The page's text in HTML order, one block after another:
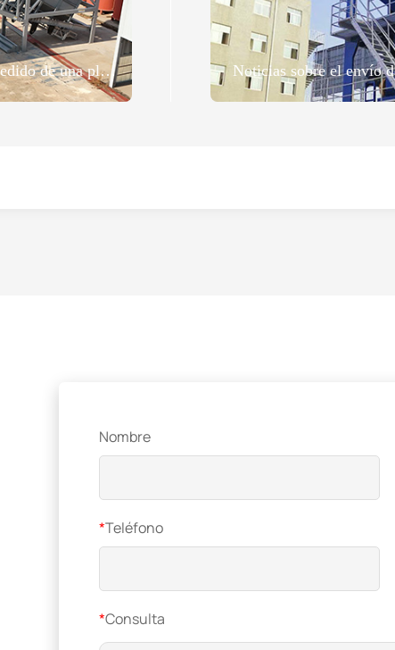
ZOOMLINE Se firmó con éxito un pedido de una planta de hormigón con un cliente en Kirguistán.
Nombre
*Teléfono
*Consulta